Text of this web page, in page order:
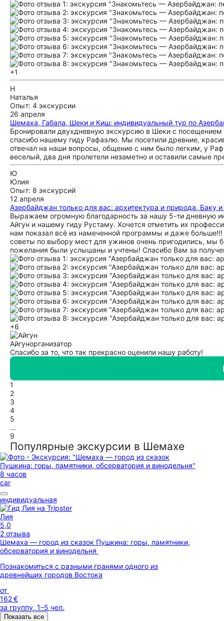
+1
Н
Наталья
Опыт: 4 экскурсии
26 апреля
Шемаха, Габала, Шеки и Киш: индивидуальный тур по
Бронировали двухдневную экскурсию в Шеки с
спасибо нашему гиду Рафаэлю. Мы посетили древние,
отвечал на наши вопросы, общение с ним было легким, у
веселый, два дня пролетели незаметно и оставили самые
Ю
Юлия
Опыт: 8 экскурсий
12 апреля
Азербайджан только для вас: архитектура и природа, Баку
Выражаем огромную благодарность за нашу 5-ти дневную
Айгун и нашему гиду Рустаму. Хочется отметить их
нам показал всё из намеченной программы и даже
советы по выбору мест для ужинов очень пригодились,
пожелания были услышаны и учтены! Спасибо Вам за
+6
Айгунорганизатор
Спасибо за то, что так прекрасно оценили нашу работу!
1
2
3
4
5
...
9
Популярные экскурсии в Шемахе
8 часов
car
индивидуальная
Лия
5,0
2 отзыва
Шемаха — город из сказок Пушкина: горы, памятники,
обсерватория и винодельня
Познакомиться с разными гранями одного из
древнейших городов Востока
от
162 €
за группу, 1–5 чел.
Показать все